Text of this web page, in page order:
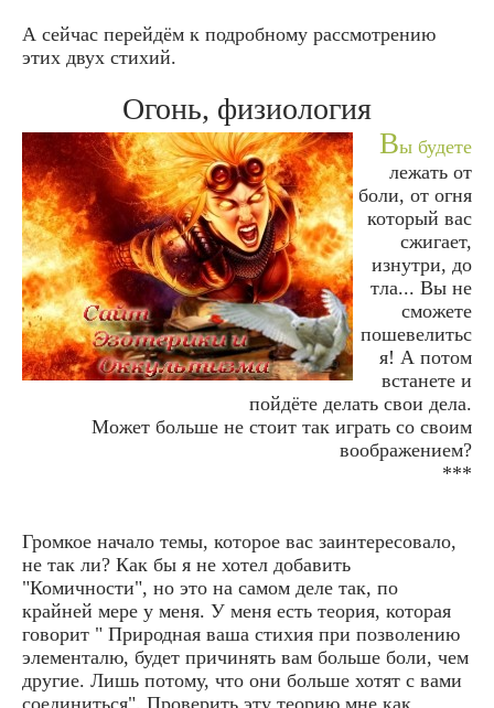
А сейчас перейдём к подробному рассмотрению
этих двух стихий.
Огонь, физиология
Вы будете
лежать от
боли, от огня
который вас
сжигает,
изнутри, до
тла... Вы не
сможете
пошевелитьс
я! А потом
встанете и
пойдёте делать свои дела.
Может больше не стоит так играть со своим
воображением?
***
Громкое начало темы, которое вас заинтересовало,
не так ли? Как бы я не хотел добавить
"Комичности", но это на самом деле так, по
крайней мере у меня. У меня есть теория, которая
говорит " Природная ваша стихия при позволению
элементалю, будет причинять вам больше боли, чем
другие. Лишь потому, что они больше хотят с вами
соединиться". Проверить эту теорию мне как